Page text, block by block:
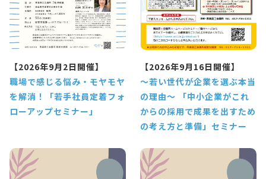
【2026年9月2日開催】
職場で感じる悩み・モヤモヤ
を解消！「若手社員定着フォ
ローアップセミナー」
【2026年9月16日開催】
～若い世代が企業を選ぶ本当
の理由～ 「中小企業がこれ
からの採用で成果を出すため
の考え方と準備」セミナー